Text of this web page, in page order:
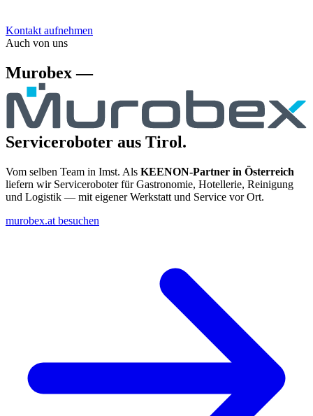
Kontakt aufnehmen
Auch von uns
Murobex —
Serviceroboter aus Tirol.
Vom selben Team in Imst. Als KEENON-Partner in Österreich
liefern wir Serviceroboter für Gastronomie, Hotellerie, Reinigung
und Logistik — mit eigener Werkstatt und Service vor Ort.
murobex.at besuchen